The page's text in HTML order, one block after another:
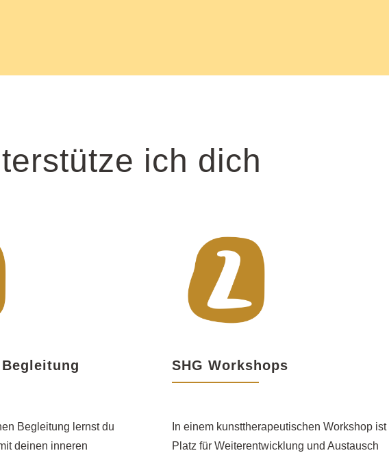
ich dich
Begleitung lernst du
deinen inneren
SHG Workshops
In einem kunsttherapeutischen Workshop ist
Platz für Weiterentwicklung und Austausch